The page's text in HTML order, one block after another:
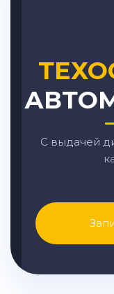
С выдачей